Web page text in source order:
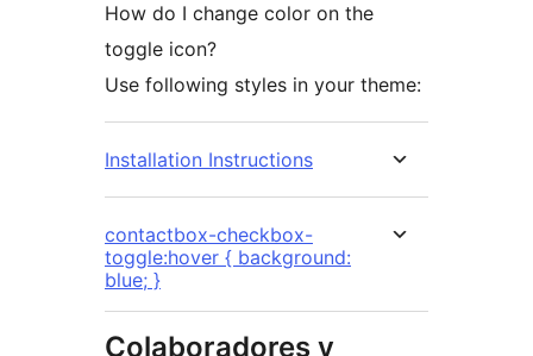
How do I change color on the
toggle icon?
Use following styles in your theme:
Installation Instructions
contactbox-checkbox-
toggle:hover { background:
blue; }
Colaboradores y